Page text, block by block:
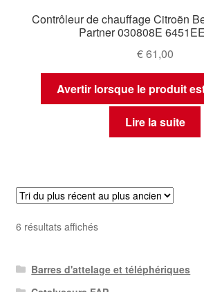
Contrôleur de chauffage Citroën
Partner 030808E
€61,00
Avertir lorsque le produit
Lire la suite
6 résultats affichésTrié
récent
au
Barres d'attelage et téléphériques